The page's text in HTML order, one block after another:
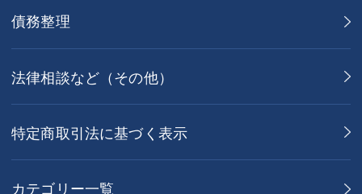
債務整理
法律相談など（その他）
特定商取引法に基づく表示
カテゴリー一覧